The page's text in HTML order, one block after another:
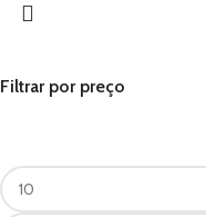
Filtrar por preço